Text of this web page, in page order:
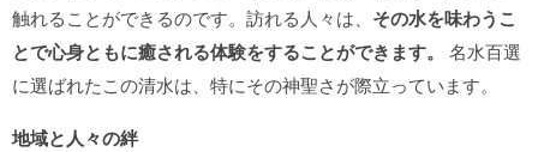
触れることができるのです。訪れる人々は、 その水を味わうこ
とで心身ともに癒される体験をすることができます。
名水百選
に選ばれたこの清水は、特にその神聖さが際立っています。
地域と人々の絆